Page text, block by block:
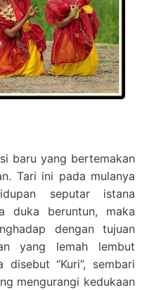
baru yang bertemakan
Tari ini pada mulanya
seputar istana
duka beruntun, maka
dengan tujuan
yang lemah lembut
disebut “Kuri”, sembari
mengurangi kedukaan